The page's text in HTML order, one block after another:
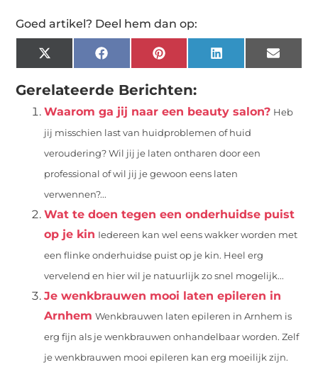
Goed artikel? Deel hem dan op:
X
(Twitter)
FacebookPinterestLinkedIn Email
Gerelateerde Berichten:
Waarom ga jij naar een beauty salon? Heb
jij misschien last van huidproblemen of huid
veroudering? Wil jij je laten ontharen door een
professional of wil jij je gewoon eens laten
verwennen?...
Wat te doen tegen een onderhuidse puist
op je kin Iedereen kan wel eens wakker worden met
een flinke onderhuidse puist op je kin. Heel erg
vervelend en hier wil je natuurlijk zo snel mogelijk...
Je wenkbrauwen mooi laten epileren in
Arnhem Wenkbrauwen laten epileren in Arnhem is
erg fijn als je wenkbrauwen onhandelbaar worden. Zelf
je wenkbrauwen mooi epileren kan erg moeilijk zijn.